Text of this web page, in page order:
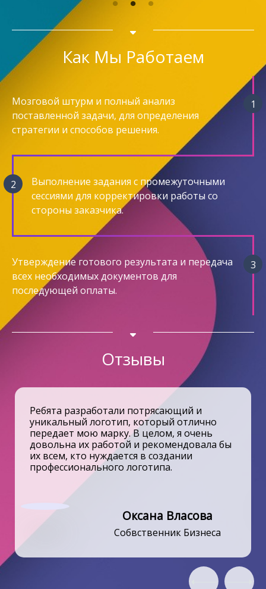
Как Мы Работаем
Мозговой штурм и полный анализ
поставленной задачи, для определения
стратегии и способов решения.
Выполнение задания с промежуточными
сессиями для корректировки работы со
стороны заказчика.
Утверждение готового результата и передача
всех необходимых документов для
последующей оплаты.
Отзывы
Ребята разработали потрясающий и
уникальный логотип, который отлично
передает мою марку. В целом, я очень
довольна их работой и рекомендовала бы
их всем, кто нуждается в создании
профессионального логотипа.
Собвственник Бизнеса
Я рад работать с такой компанией и
определенно рекомендовал бы их всем,
кто ищет надежного и профессионального
партнера для создания сайта.